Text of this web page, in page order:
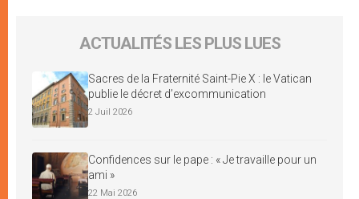
ACTUALITÉS LES PLUS LUES
Sacres de la Fraternité Saint-Pie X : le Vatican
publie le décret d’excommunication
2 Juil 2026
Confidences sur le pape : « Je travaille pour un
ami »
22 Mai 2026